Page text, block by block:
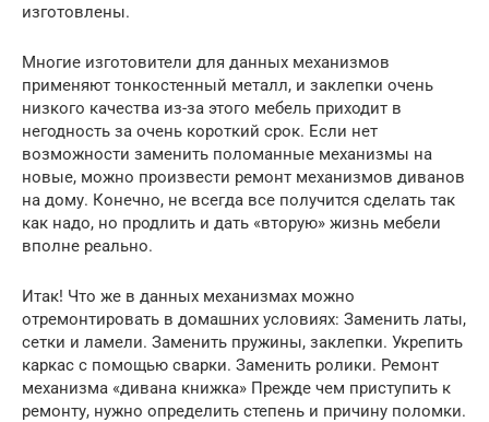
изготовлены.
Многие изготовители для данных механизмов
применяют тонкостенный металл, и заклепки очень
низкого качества из-за этого мебель приходит в
негодность за очень короткий срок. Если нет
возможности заменить поломанные механизмы на
новые, можно произвести ремонт механизмов диванов
на дому. Конечно, не всегда все получится сделать так
как надо, но продлить и дать «вторую» жизнь мебели
вполне реально.
Итак! Что же в данных механизмах можно
отремонтировать в домашних условиях: Заменить латы,
сетки и ламели. Заменить пружины, заклепки. Укрепить
каркас с помощью сварки. Заменить ролики. Ремонт
механизма «дивана книжка» Прежде чем приступить к
ремонту, нужно определить степень и причину поломки.